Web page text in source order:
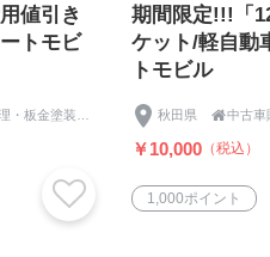
値引き
トモビ
期間限定!!!「
ケット/軽自動
トモビル
秋田県 
￥10,000 （税込）
1,000ポイント